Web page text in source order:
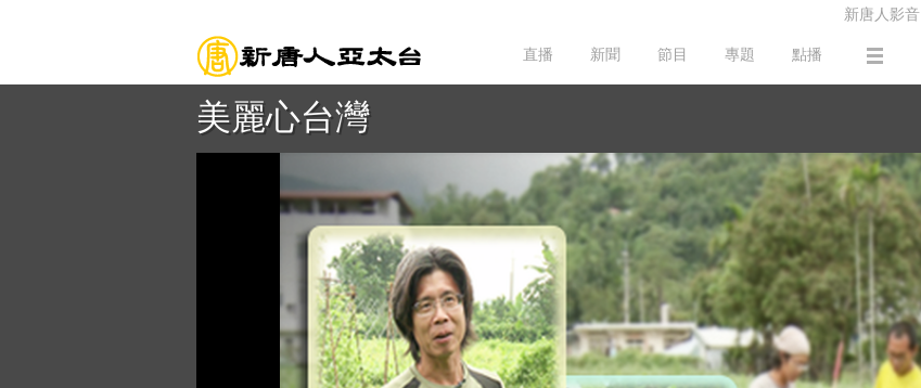
新唐人影音
直播 新聞 節目 專題 點播
美麗心台灣